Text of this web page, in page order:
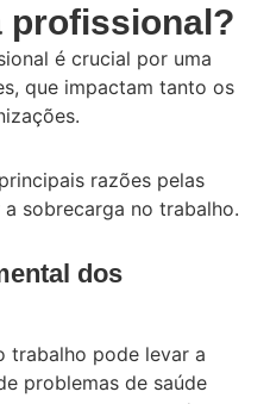
profissional?
é crucial por uma
que impactam tanto os
razões pelas
sobrecarga no trabalho.
dos
trabalho pode levar a
problemas de saúde